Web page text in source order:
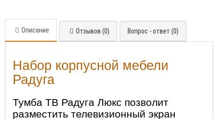
Описание Отзывов (0) Вопрос - ответ (0)
Набор корпусной мебели
Радуга
Тумба ТВ Радуга Люкс позволит
разместить телевизионный экран